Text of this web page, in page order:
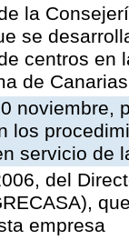
la
se
centros en
de Canarias
noviembre,
los
servicio de
del
empresa